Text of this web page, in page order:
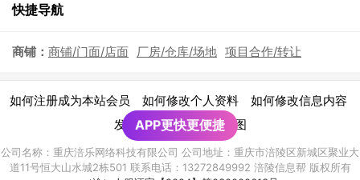
快捷导航
商铺： 商铺/门面/店面 厂房/仓库/场地 项目合作/转让
如何注册成为本站会员 如何修改个人资料 如何修改信息内容
发布广告须知 | 网站地图
公司名称：重庆涪乐网络科技有限公司 公司地址：重庆市涪陵区新城区聚业大
道11号恒大山水城2栋501 联系电话：13272849992 涪陵信息帮 版权所有
APP更快更便捷